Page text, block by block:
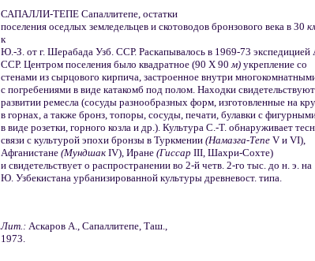
САПАЛЛИ-ТЕПЕ Сапаллитепе, остатки
поселения оседлых земледельцев и скотоводов бронзового века в 30
к
Ю.-З. от г. Шерабада Узб. ССР. Раскапывалось в 1969-73 экспедицией
ССР. Центром поселения было квадратное (90 X 90 м) укрепление со
стенами из сырцового кирпича, застроенное внутри
с погребениями в виде катакомб под полом. Находки
развитии ремесла (сосуды разнообразных форм, изготовленные на
в горнах, а также бронз, топоры, сосуды, печати, булавки с
в виде розетки, горного козла и др.). Культура С.-Т. обнаруживает
связи с культурой эпохи бронзы в Туркмении (Намазга-Тепе V и VI),
Афганистане (Мундшак IV), Иране (Гиссар III, Шахри-Сохте)
и свидетельствует о распространении во 2-й четв. 2-го тыс. до н. э. на
Ю. Узбекистана урбанизированной культуры древневост. типа.
Лит.: Аскаров А., Сапаллитепе, Таш.,
1973.